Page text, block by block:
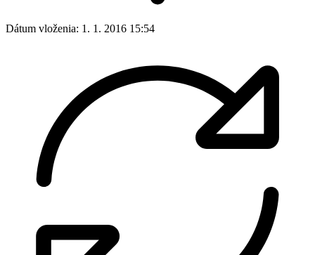
Dátum vloženia: 1. 1. 2016 15:54